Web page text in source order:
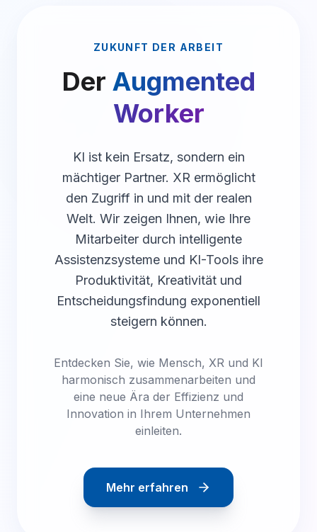
ZUKUNFT DER ARBEIT
Der Augmented
Worker
KI ist kein Ersatz, sondern ein
mächtiger Partner. XR ermöglicht
den Zugriff in und mit der realen
Welt. Wir zeigen Ihnen, wie Ihre
Mitarbeiter durch intelligente
Assistenzsysteme und KI-Tools ihre
Produktivität, Kreativität und
Entscheidungsfindung exponentiell
steigern können.
Entdecken Sie, wie Mensch, XR und KI
harmonisch zusammenarbeiten und
eine neue Ära der Effizienz und
Innovation in Ihrem Unternehmen
einleiten.
Mehr erfahren